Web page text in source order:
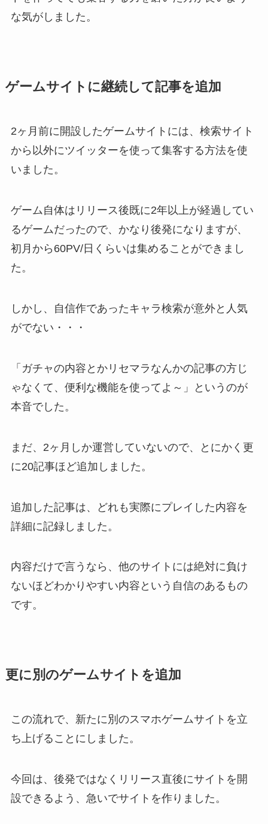
な気がしました。
ゲームサイトに継続して記事を追加
2ヶ月前に開設したゲームサイトには、検索サイト
から以外にツイッターを使って集客する方法を使
いました。
ゲーム自体はリリース後既に2年以上が経過してい
るゲームだったので、かなり後発になりますが、
初月から60PV/日くらいは集めることができまし
た。
しかし、自信作であったキャラ検索が意外と人気
がでない・・・
「ガチャの内容とかリセマラなんかの記事の方じ
ゃなくて、便利な機能を使ってよ～」というのが
本音でした。
まだ、2ヶ月しか運営していないので、とにかく更
に20記事ほど追加しました。
追加した記事は、どれも実際にプレイした内容を
詳細に記録しました。
内容だけで言うなら、他のサイトには絶対に負け
ないほどわかりやすい内容という自信のあるもの
です。
更に別のゲームサイトを追加
この流れで、新たに別のスマホゲームサイトを立
ち上げることにしました。
今回は、後発ではなくリリース直後にサイトを開
設できるよう、急いでサイトを作りました。